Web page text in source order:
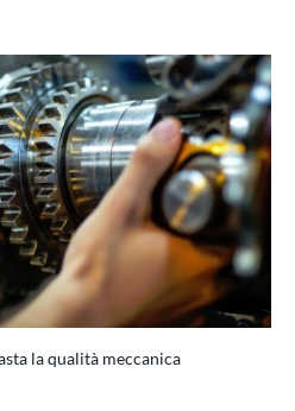
la qualità meccanica